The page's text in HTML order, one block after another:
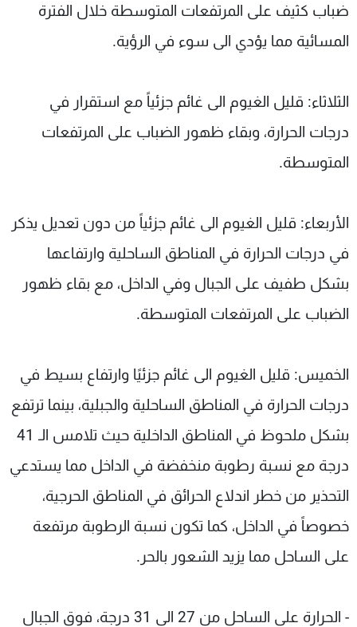
ضباب كثيف على المرتفعات المتوسطة خلال الفترة
المسائية مما يؤدي الى سوء في الرؤية.
الثلاثاء: قليل الغيوم الى غائم جزئياً مع استقرار في
درجات الحرارة، وبقاء ظهور الضباب على المرتفعات
المتوسطة.
الأربعاء: قليل الغيوم الى غائم جزئياً من دون تعديل يذكر
في درجات الحرارة في المناطق الساحلية وارتفاعها
بشكل طفيف على الجبال وفي الداخل، مع بقاء ظهور
الضباب على المرتفعات المتوسطة.
الخميس: قليل الغيوم الى غائم جزئيًا وارتفاع بسيط في
درجات الحرارة في المناطق الساحلية والجبلية، بينما ترتفع
بشكل ملحوظ في المناطق الداخلية حيث تلامس الـ 41
درجة مع نسبة رطوبة منخفضة في الداخل مما يستدعي
التحذير من خطر اندلاع الحرائق في المناطق الحرجية،
خصوصاً في الداخل، كما تكون نسبة الرطوبة مرتفعة
على الساحل مما يزيد الشعور بالحر.
- الحرارة على الساحل من 27 الى 31 درجة، فوق الجبال